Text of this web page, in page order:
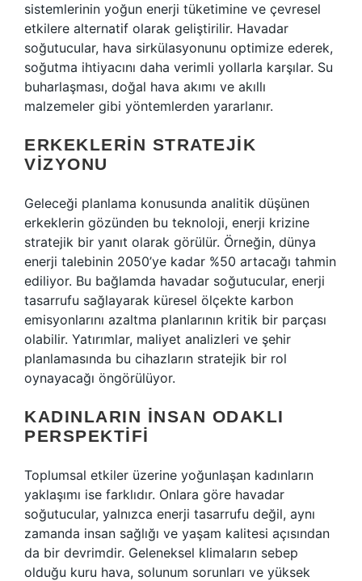
sistemlerinin yoğun enerji tüketimine ve çevresel
etkilere alternatif olarak geliştirilir. Havadar
soğutucular, hava sirkülasyonunu optimize ederek,
soğutma ihtiyacını daha verimli yollarla karşılar. Su
buharlaşması, doğal hava akımı ve akıllı
malzemeler gibi yöntemlerden yararlanır.
ERKEKLERIN STRATEJIK
VIZYONU
Geleceği planlama konusunda analitik düşünen
erkeklerin gözünden bu teknoloji, enerji krizine
stratejik bir yanıt olarak görülür. Örneğin, dünya
enerji talebinin 2050’ye kadar %50 artacağı tahmin
ediliyor. Bu bağlamda havadar soğutucular, enerji
tasarrufu sağlayarak küresel ölçekte karbon
emisyonlarını azaltma planlarının kritik bir parçası
olabilir. Yatırımlar, maliyet analizleri ve şehir
planlamasında bu cihazların stratejik bir rol
oynayacağı öngörülüyor.
KADINLARIN İNSAN ODAKLI
PERSPEKTIFI
Toplumsal etkiler üzerine yoğunlaşan kadınların
yaklaşımı ise farklıdır. Onlara göre havadar
soğutucular, yalnızca enerji tasarrufu değil, aynı
zamanda insan sağlığı ve yaşam kalitesi açısından
da bir devrimdir. Geleneksel klimaların sebep
olduğu kuru hava, solunum sorunları ve yüksek